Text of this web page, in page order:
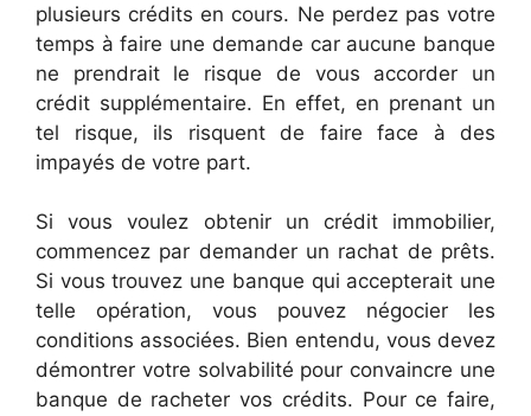
plusieurs crédits en cours. Ne perdez pas votre
temps à faire une demande car aucune banque
ne prendrait le risque de vous accorder un
crédit supplémentaire. En effet, en prenant un
tel risque, ils risquent de faire face à des
impayés de votre part.
Si vous voulez obtenir un crédit immobilier,
commencez par demander un rachat de prêts.
Si vous trouvez une banque qui accepterait une
telle opération, vous pouvez négocier les
conditions associées. Bien entendu, vous devez
démontrer votre solvabilité pour convaincre une
banque de racheter vos crédits. Pour ce faire,